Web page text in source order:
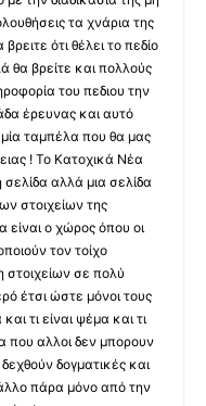
τα χνάρια της
ότι θέλει το πεδίο
θα βρείτε και πολλούς
του πεδιου την
έρευνας και αυτό
ταμπέλα που θα μας
! Το Κατοχικά Νέα
σελίδα αλλά μια σελίδα
στοιχείων της
είναι ο χώρος όπου οι
τον τοίχο
σε πολύ
έτσι ώστε μόνοι τους
τι είναι ψέμα και τι
που αλλοι δεν μπορουν
δογματικές και
πάρα μόνο από την